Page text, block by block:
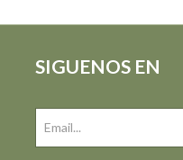
SIGUENOS EN